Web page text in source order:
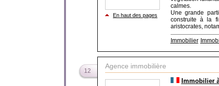
En haut des pages
calmes.
Une grande
construite à la
aristocrates,
Immobilier
12
Agence immobilière
Immobilier